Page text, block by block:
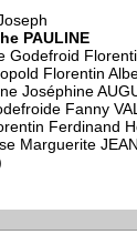
PAULINE
Godefroid
Florentin
Joséphine
Fanny
Ferdinand
Marguerite